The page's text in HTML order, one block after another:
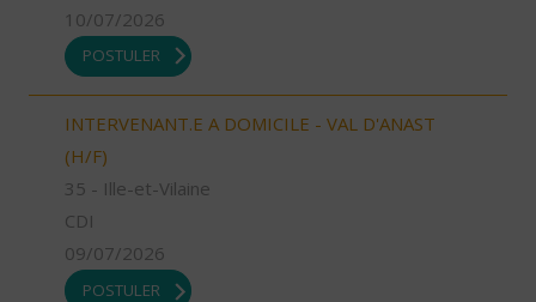
10/07/2026
POSTULER
INTERVENANT.E A DOMICILE - VAL D'ANAST
(H/F)
35 - Ille-et-Vilaine
CDI
09/07/2026
POSTULER